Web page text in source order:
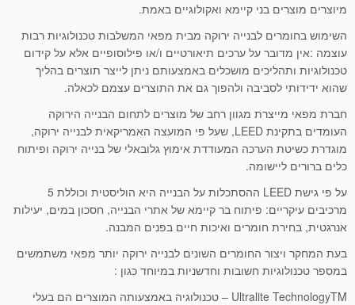
מיוצרים מוצרים בני קיימא ואקולוגיים באמת.
השימוש בחומרים לבנייה ירוקה מבית מפאי המשלבות טכנולוגיות רבות
עוצמה :אין מדובר על ערכים תיאורטיים ו/או פילוסופיים אלא על קידום
טכנולוגיות ותהליכים מושכלים באמצעותם ניתן לייצר תוצרים בהליך
שהוא ידידותי לסביבה ולהפוך גם את התוצרים עצמם לכאלה.
חברת מפאי מייצרת מגוון רחב של מוצרים לתחום הבנייה הירוקה
העומדים בתקינת LEED, שעל פי המועצה האמריקאית לבנייה ירוקה,
מוגדרת כשיטת הערכה המעודדת אימוץ גלובאלי של בנייה ירוקה ופיתוח
כלים ברורים ליישומה.
על פי גישת LEED ההסתכלות על הבנייה היא הוליסטית וכוללת 5
מרכיבים עיקריים: פיתוח בר קיימא של אתרי הבנייה, חסכון במים, יעילות
אנרגטית, בחירת חומרים ואיכות חיים בפנים המבנה.
בעת המחקר ויצור החומרים השונים לבנייה ירוקה יותר מפאי משתמשים
במספר טכנולוגיות חשובות וחדשניות במיוחד כגון :
Ultralite TechnologyTM – טכנולוגיה באמצעותה המוצרים הם בעלי